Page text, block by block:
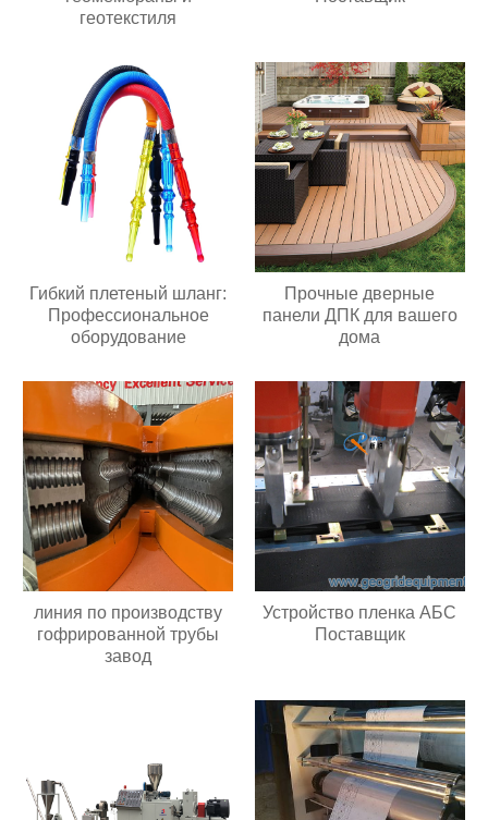
геотекстиля
Гибкий плетеный шланг:
Профессиональное
оборудование
Прочные дверные
панели ДПК для вашего
дома
линия по производству
гофрированной трубы
завод
Устройство пленка АБС
Поставщик